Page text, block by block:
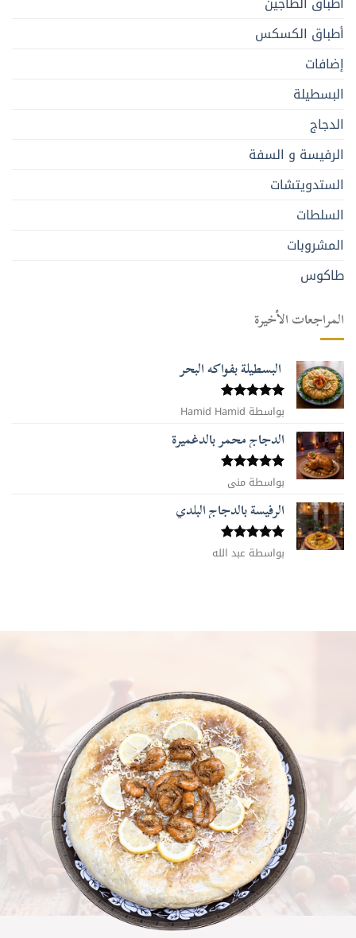
أطباق الكسكس
إضافات
البسطيلة
الدجاج
الرفيسة و السفة
الستدويتشات
السلطات
المشروبات
طاكوس
المراجعات الأخيرة
البسطيلة بفواكه البحر
تم التقييم
5من 5
بواسطة Hamid Hamid
الدجاج محمر بالدغميرة
تم التقييم
5من 5
بواسطة منى
الرفيسة بالدجاج البلدي
تم التقييم
5من 5
بواسطة عبد الله